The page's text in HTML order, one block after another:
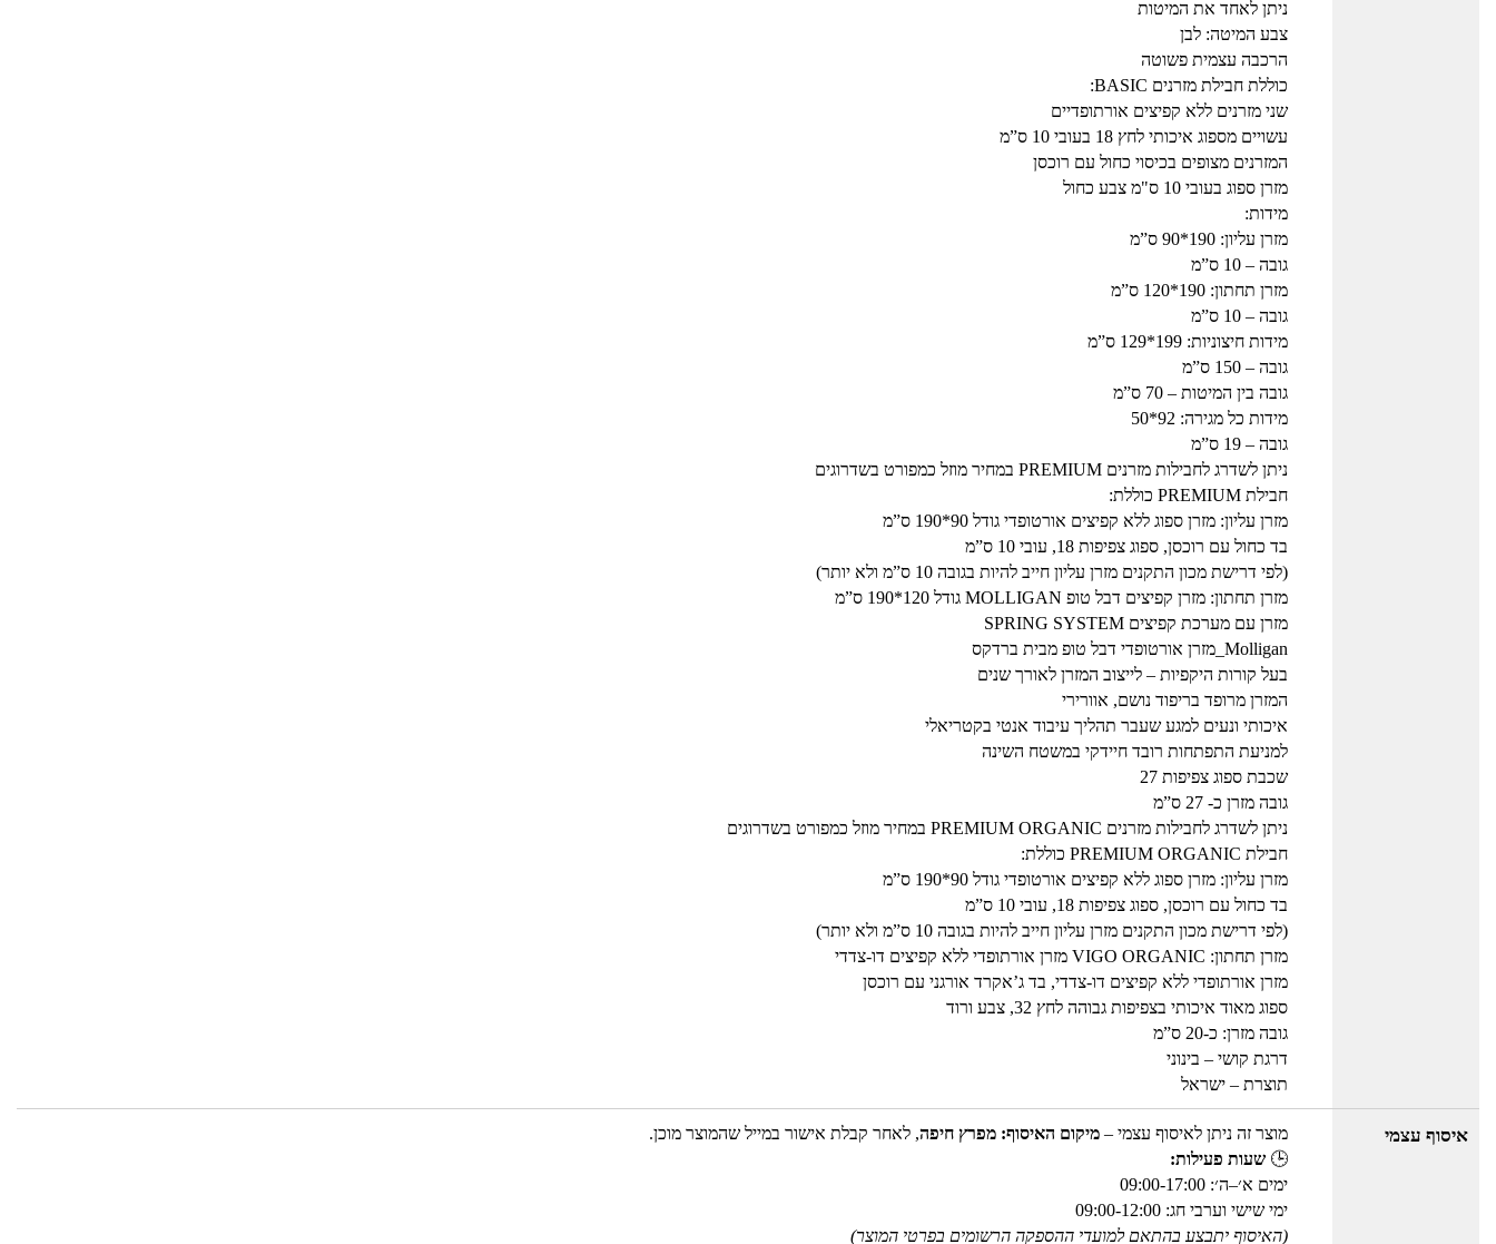
ניתן לאחד את המיטות
צבע המיטה: לבן
הרכבה עצמית פשוטה
כוללת חבילת מזרנים BASIC:
שני מזרנים ללא קפיצים אורתופדיים
עשויים מספוג איכותי לחץ 18 בעובי 10 ס”מ
המזרנים מצופים בכיסוי כחול עם רוכסן
מזרן ספוג בעובי 10 ס"מ צבע כחול
מידות:
מזרן עליון: 190*90 ס”מ
גובה – 10 ס”מ
מזרן תחתון: 190*120 ס”מ
גובה – 10 ס”מ
מידות חיצוניות: 199*129 ס”מ
גובה – 150 ס”מ
גובה בין המיטות – 70 ס”מ
מידות כל מגירה: 92*50
גובה – 19 ס”מ
ניתן לשדרג לחבילות מזרנים PREMIUM במחיר מוזל כמפורט בשדרוגים
חבילת PREMIUM כוללת:
מזרן עליון: מזרן ספוג ללא קפיצים אורטופדי גודל 90*190 ס”מ
בד כחול עם רוכסן, ספוג צפיפות 18, עובי 10 ס”מ
(לפי דרישת מכון התקנים מזרן עליון חייב להיות בגובה 10 ס”מ ולא יותר)
מזרן תחתון: מזרן קפיצים דבל טופ MOLLIGAN גודל 120*190 ס”מ
מזרן עם מערכת קפיצים SPRING SYSTEM
Molligan_מזרן אורטופדי דבל טופ מבית ברדקס
בעל קורות היקפיות – לייצוב המזרן לאורך שנים
המזרן מרופד בריפוד נושם, אוורירי
איכותי ונעים למגע שעבר תהליך עיבוד אנטי בקטריאלי
למניעת התפתחות רובד חיידקי במשטח השינה
שכבת ספוג צפיפות 27
גובה מזרן כ- 27 ס”מ
ניתן לשדרג לחבילות מזרנים PREMIUM ORGANIC במחיר מוזל כמפורט בשדרוגים
חבילת PREMIUM ORGANIC כוללת:
מזרן עליון: מזרן ספוג ללא קפיצים אורטופדי גודל 90*190 ס”מ
בד כחול עם רוכסן, ספוג צפיפות 18, עובי 10 ס”מ
(לפי דרישת מכון התקנים מזרן עליון חייב להיות בגובה 10 ס”מ ולא יותר)
מזרן תחתון: VIGO ORGANIC מזרן אורתופדי ללא קפיצים דו-צדדי
מזרן אורתופדי ללא קפיצים דו-צדדי, בד ג’אקרד אורגני עם רוכסן
ספוג מאוד איכותי בצפיפות גבוהה לחץ 32, צבע ורוד
גובה מזרן: כ-20 ס”מ
דרגת קושי – בינוני
תוצרת – ישראל
איסוף עצמי מוצר זה ניתן לאיסוף עצמי – מיקום האיסוף: מפרץ חיפה, לאחר קבלת אישור במייל שהמוצר מוכן.
🕒 שעות פעילות:
ימים א׳–ה׳: 09:00-17:00
ימי שישי וערבי חג: 09:00-12:00
(האיסוף יתבצע בהתאם למועדי ההספקה הרשומים בפרטי המוצר)